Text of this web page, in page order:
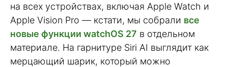
на всех устройствах, включая Apple Watch и
Apple Vision Pro — кстати, мы собрали все
новые функции watchOS 27 в отдельном
материале. На гарнитуре Siri AI выглядит как
мерцающий шарик, который можно